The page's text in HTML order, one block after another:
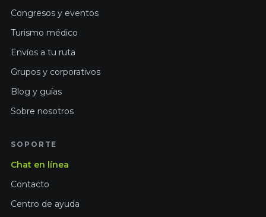
Congresos y eventos
Turismo médico
Envíos a tu ruta
Grupos y corporativos
Blog y guías
Sobre nosotros
SOPORTE
Chat en línea
Contacto
Centro de ayuda